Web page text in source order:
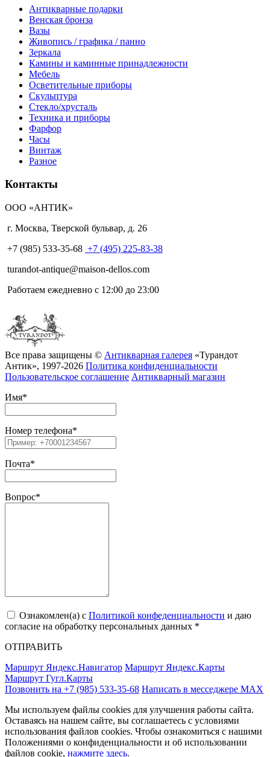
Антикварные подарки
Венская бронза
Вазы
Живопись / графика / панно
Зеркала
Камины и каминные принадлежности
Мебель
Осветительные приборы
Скульптура
Стекло/хрусталь
Техника и приборы
Фарфор
Часы
Винтаж
Разное
Контакты
ООО «АНТИК»
г. Москва, Тверской бульвар, д. 26
+7 (985) 533-35-68 +7 (495) 225-83-38
turandot-antique@maison-dellos.com
Работаем ежедневно с 12:00 до 23:00
Все права защищены © Антикварная галерея «Турандот
Антик», 1997-2026 Политика конфиденциальности
Пользовательское соглашение Антикварный магазин
Имя*
Номер телефона*
Почта*
Вопрос*
Ознакомлен(a) с Политикой конфеденциальности и даю
согласие на обработку персональных данных *
ОТПРАВИТЬ
Маршрут Яндекс.Навигатор Маршрут Яндекс.Карты
Маршрут Гугл.Карты
Позвонить на +7 (985) 533-35-68 Написать в месседжере МАХ
Мы используем файлы cookies для улучшения работы сайта.
Оставаясь на нашем сайте, вы соглашаетесь с условиями
использования файлов cookies. Чтобы ознакомиться с нашими
Положениями о конфиденциальности и об использовании
файлов cookie, нажмите здесь.